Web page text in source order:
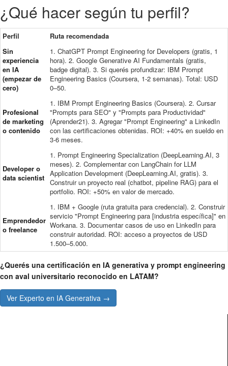
¿Qué hacer según tu perfil?
Perfil
Ruta recomendada
Sin
experiencia
en IA
(empezar de
cero)
1. ChatGPT Prompt Engineering for Developers (gratis, 1
hora). 2. Google Generative AI Fundamentals (gratis,
badge digital). 3. Si querés profundizar: IBM Prompt
Engineering Basics (Coursera, 1-2 semanas). Total: USD
0–50.
Profesional
de marketing
o contenido
1. IBM Prompt Engineering Basics (Coursera). 2. Cursar
"Prompts para SEO" y "Prompts para Productividad"
(Aprender21). 3. Agregar "Prompt Engineering" a LinkedIn
con las certificaciones obtenidas. ROI: +40% en sueldo en
3-6 meses.
Developer o
data scientist
1. Prompt Engineering Specialization (DeepLearning.AI, 3
meses). 2. Complementar con LangChain for LLM
Application Development (DeepLearning.AI, gratis). 3.
Construir un proyecto real (chatbot, pipeline RAG) para el
portfolio. ROI: +50% en valor de mercado.
Emprendedor
o freelance
1. IBM + Google (ruta gratuita para credencial). 2. Construir
servicio "Prompt Engineering para [industria específica]" en
Workana. 3. Documentar casos de uso en LinkedIn para
construir autoridad. ROI: acceso a proyectos de USD
1.500–5.000.
¿Querés una certificación en IA generativa y prompt engineering
con aval universitario reconocido en LATAM?
Ver Experto en IA Generativa →